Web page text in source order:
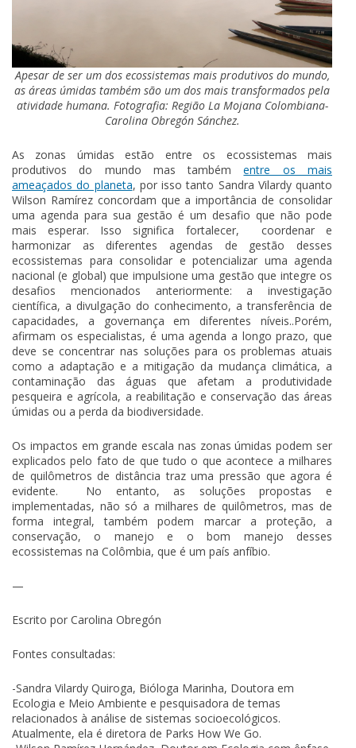
Apesar de ser um dos ecossistemas mais produtivos do mundo,
as áreas úmidas também são um dos mais transformados pela
atividade humana. Fotografia: Região La Mojana Colombiana-
Carolina Obregón Sánchez.
As zonas úmidas estão entre os ecossistemas mais
produtivos do mundo mas tambémentre os mais
ameaçados do planeta, por isso tanto Sandra Vilardy quanto
Wilson Ramírez concordam que a importância de consolidar
uma agenda para sua gestão é um desafio que não pode
mais esperar. Isso significa fortalecer, coordenar e
harmonizar as diferentes agendas de gestão desses
ecossistemas para consolidar e potencializar uma agenda
nacional (e global) que impulsione uma gestão que integre os
desafios mencionados anteriormente: a investigação
científica, a divulgação do conhecimento, a transferência de
capacidades, a governança em diferentes níveis..Porém,
afirmam os especialistas, é uma agenda a longo prazo, que
deve se concentrar nas soluções para os problemas atuais
como a adaptação e a mitigação da mudança climática, a
contaminação das águas que afetam a produtividade
pesqueira e agrícola, a reabilitação e conservação das áreas
úmidas ou a perda da biodiversidade.
Os impactos em grande escala nas zonas úmidas podem ser
explicados pelo fato de que tudo o que acontece a milhares
de quilômetros de distância traz uma pressão que agora é
evidente. No entanto, as soluções propostas e
implementadas, não só a milhares de quilômetros, mas de
forma integral, também podem marcar a proteção, a
conservação, o manejo e o bom manejo desses
ecossistemas na Colômbia, que é um país anfíbio.
—
Escrito por Carolina Obregón
Fontes consultadas:
-Sandra Vilardy Quiroga, Bióloga Marinha, Doutora em
Ecologia e Meio Ambiente e pesquisadora de temas
relacionados à análise de sistemas socioecológicos.
Atualmente, ela é diretora de Parks How We Go.